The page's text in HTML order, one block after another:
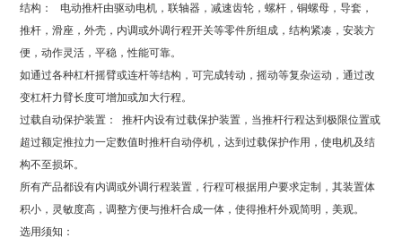
结构： 电动推杆由驱动电机，联轴器，减速齿轮，螺杆，铜螺母，导套，
推杆，滑座，外壳，内调或外调行程开关等零件所组成，结构紧凑，安装方
便，动作灵活，平稳，性能可靠。
如通过各种杠杆摇臂或连杆等结构，可完成转动，摇动等复杂运动，通过改
变杠杆力臂长度可增加或加大行程。
过载自动保护装置： 推杆内设有过载保护装置，当推杆行程达到极限位置或
超过额定推拉力一定数值时推杆自动停机，达到过载保护作用，使电机及结
构不至损坏。
所有产品都设有内调或外调行程装置，行程可根据用户要求定制，其装置体
积小，灵敏度高，调整方便与推杆合成一体，使得推杆外观简明，美观。
选用须知：